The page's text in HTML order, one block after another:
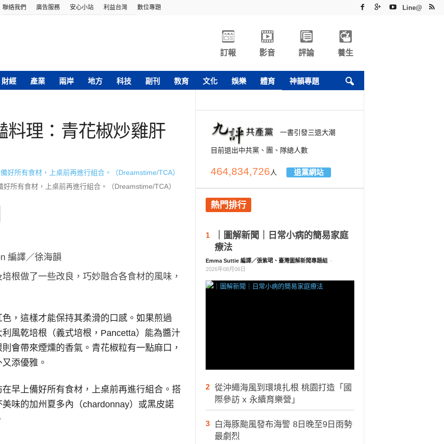
聯絡我們 廣告服務 安心小站 利益台灣 數位專題 Line@
訂報 影音 評論 養生
財經 產業 兩岸 地方 科技 副刊 教育 文化 娛樂 體育 神韻專題
料理：青花椒炒雞肝
所有食材，上桌前再進行組合。（Dreamstime/TCA）
編譯／徐海韻
根做了一些改良，巧妙融合各食材的風味，
，這樣才能保持其柔滑的口感。如果煎過
風乾培根（義式培根，Pancetta）能為醬汁
會帶來煙燻的香氣。青花椒粒有一點麻口，
添優雅。
早上備好所有食材，上桌前再進行組合。搭
味的加州夏多內（chardonnay）或黑皮諾
一書引發三退大潮
目前退出中共黨、團、隊總人數
464,834,726人 退黨網站
熱門排行
1
｜圖解新聞｜日常小病的簡易家庭
療法
Emma Suttie 編譯／張紫珺、臺灣圖解新聞專題組
-
2026年08月06日
2
從沖繩海風到環境扎根 桃園打造「國
際參訪 x 永續育樂營」
3
白海豚颱風發布海警 8日晚至9日雨勢
最劇烈